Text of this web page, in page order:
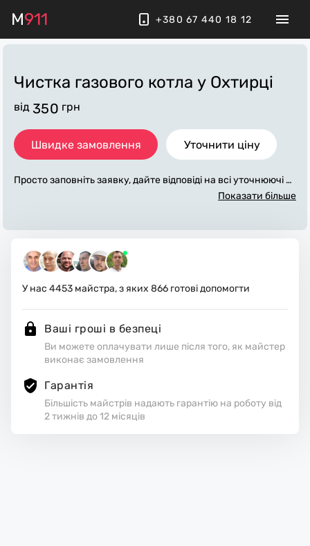
M911 +380 67 440 18 12
Чистка газового котла у Охтирці
від 350 грн
Швидке замовлення Уточнити ціну
Просто заповніть заявку, дайте відповіді на всі уточнюючі за
питання по «чистка газового котла». Ми зв'яжемося з вами
иконавці стежать за чистотою та прибирають робоче місце.
Показати більше
У нас 4453 майстра, з яких 866 готові допомогти
Ваші гроші в безпеці
Ви можете оплачувати лише після того, як майстер
виконає замовлення
Гарантія
Більшість майстрів надають гарантію на роботу від
2 тижнів до 12 місяців